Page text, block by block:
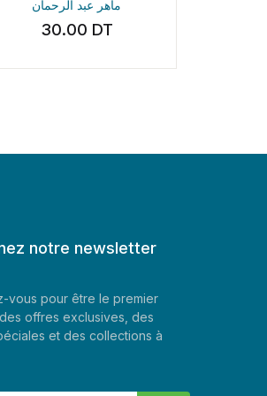
ماهر عبد الرحمان
30.00DT
notre newsletter
vous pour être le premier
offres exclusives, des
et des collections à